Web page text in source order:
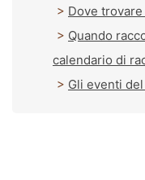
Dove
Quando
calendario di
Gli eventi